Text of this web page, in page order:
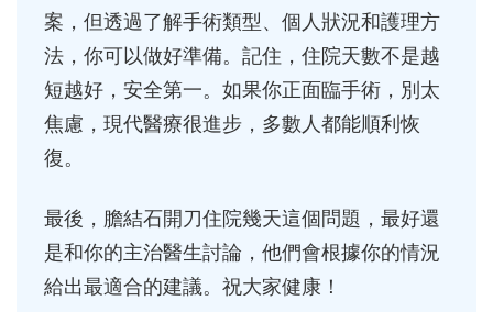
案，但透過了解手術類型、個人狀況和護理方
法，你可以做好準備。記住，住院天數不是越
短越好，安全第一。如果你正面臨手術，別太
焦慮，現代醫療很進步，多數人都能順利恢
復。
最後，膽結石開刀住院幾天這個問題，最好還
是和你的主治醫生討論，他們會根據你的情況
給出最適合的建議。祝大家健康！